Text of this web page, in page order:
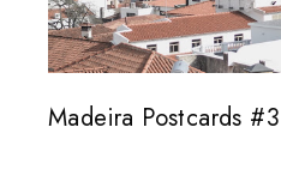
Madeira Postcards #3